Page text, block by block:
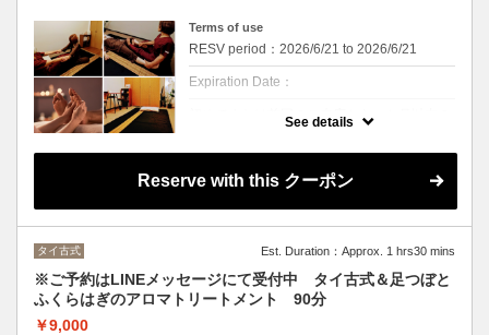
Terms of use
RESV period：2026/6/21 to 2026/6/21
Expiration Date：
初めてまたは前回のご来店から一か月以内の
※ご予約、お問い合わせはLINEメッセージで
疲れたお体をスッキリ リラックス＆リフレ
タイ古式＆足つぼとふくらはぎのアロマオイ
ルトリートメント。
足つぼでお身体の不調を整え、血流アップ、
むくみが気になる脚もスッキリ！
タイ古式でほぐし、ストレッチ、セン(つぼ)
See details
Reserve with this クーポン
タイ古式 Est. Duration：Approx. 1 hrs30 mins
※ご予約はLINEメッセージにて受付中 タイ古式＆足つぼと
ふくらはぎのアロマトリートメント 90分
￥9,000